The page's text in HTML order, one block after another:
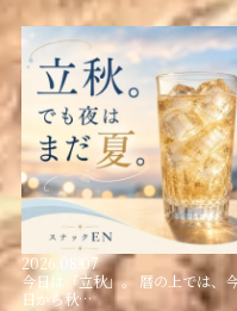
2026.08.07
今日は「立秋」。 暦の上では、
日から秋…